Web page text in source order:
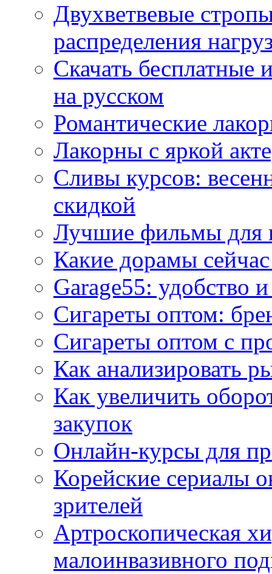
Двухветвевые
распределения
Скачать
на русском
Романтические
Лакорны с яркой
Сливы курсов:
скидкой
Лучшие фильмы для
Какие дорамы
Garage55: удобство
Сигареты оптом:
Сигареты оптом с
Как анализировать
Как увеличить
закупок
Онлайн-курсы для
Корейские сериалы
зрителей
Артроскопическая
малоинвазивного